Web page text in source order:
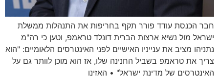
חבר הכנסת עודד פורר תקף בחריפות את התנהלות ממשלת
ישראל מול נשיא ארצות הברית דונלד טראמפ, וטען כי רה"מ
נתניהו מציב את ענייניו האישיים לפני האינטרסים הלאומיים: "הוא
צריך את טראמפ בשביל החנינה שלו, אז הוא מוכן לוותר גם על
האינטרסים של מדינת ישראל" • האזינו